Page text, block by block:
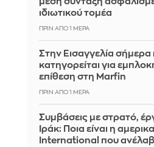
ιδιωτικού τομέα
ΠΡΙΝ ΑΠΌ 1 ΜΈΡΑ
Στην Εισαγγελία
κατηγορείται για
επίθεση στη Marfin
ΠΡΙΝ ΑΠΌ 1 ΜΈΡΑ
Συμβάσεις με στρατό,
Ιράκ: Ποια είναι η
International που